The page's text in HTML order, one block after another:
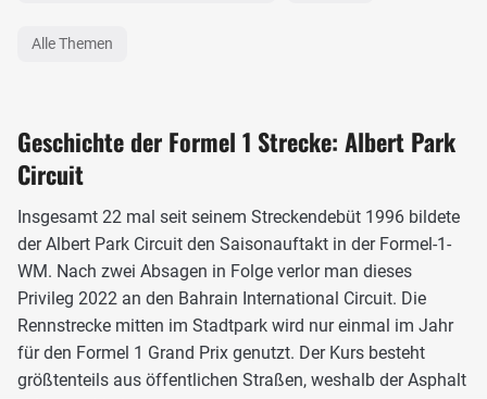
Alle Themen
Geschichte der Formel 1 Strecke: Albert Park
Circuit
Insgesamt 22 mal seit seinem Streckendebüt 1996 bildete
der Albert Park Circuit den Saisonauftakt in der Formel-1-
WM. Nach zwei Absagen in Folge verlor man dieses
Privileg 2022 an den Bahrain International Circuit. Die
Rennstrecke mitten im Stadtpark wird nur einmal im Jahr
für den Formel 1 Grand Prix genutzt. Der Kurs besteht
größtenteils aus öffentlichen Straßen, weshalb der Asphalt